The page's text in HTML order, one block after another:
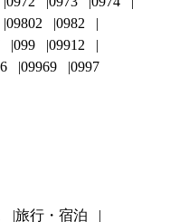
09802
0982
099
09912
09969 0997
旅行・宿泊